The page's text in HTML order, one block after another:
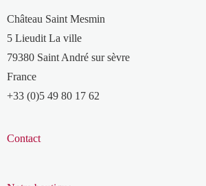
Château Saint Mesmin
5 Lieudit La ville
79380 Saint André sur sèvre
France
+33 (0)5 49 80 17 62
Contact